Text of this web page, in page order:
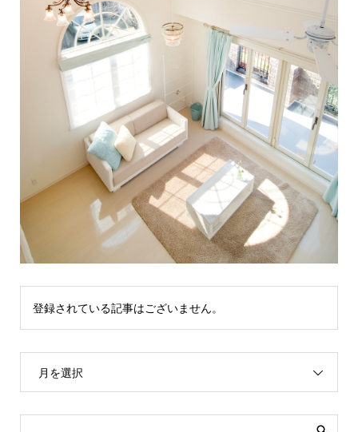
登録されている記事はございません。
月を選択